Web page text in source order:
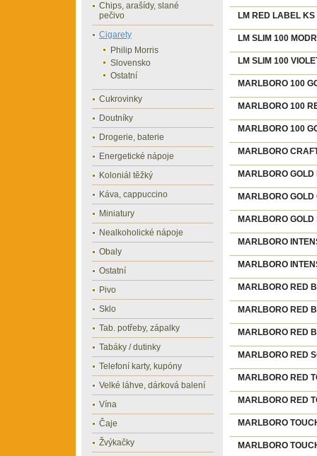
Chips, arašídy, slané
pečivo
Cigarety
Philip Morris
Slovensko
Ostatní
Cukrovinky
Doutníky
Drogerie, baterie
Energetické nápoje
Koloniál těžký
Káva, cappuccino
Miniatury
Nealkoholické nápoje
Obaly
Ostatní
Pivo
Sklo
Tab. potřeby, zápalky
Tabáky / dutinky
Telefoní karty, kupóny
Velké láhve, dárková balení
Vína
Čaje
Žvýkačky
LM RED LABEL
LM SLIM 100
LM SLIM 100
MARLBORO 100
MARLBORO 100
MARLBORO 100
MARLBORO
MARLBORO
MARLBORO
MARLBORO
MARLBORO
MARLBORO
MARLBORO RED
MARLBORO RED
MARLBORO RED
MARLBORO RED
MARLBORO RED
MARLBORO RED
MARLBORO
MARLBORO